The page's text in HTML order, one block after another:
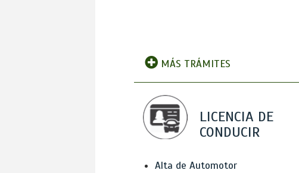
MÁS TRÁMITES
LICENCIA DE
CONDUCIR
Alta de Automotor